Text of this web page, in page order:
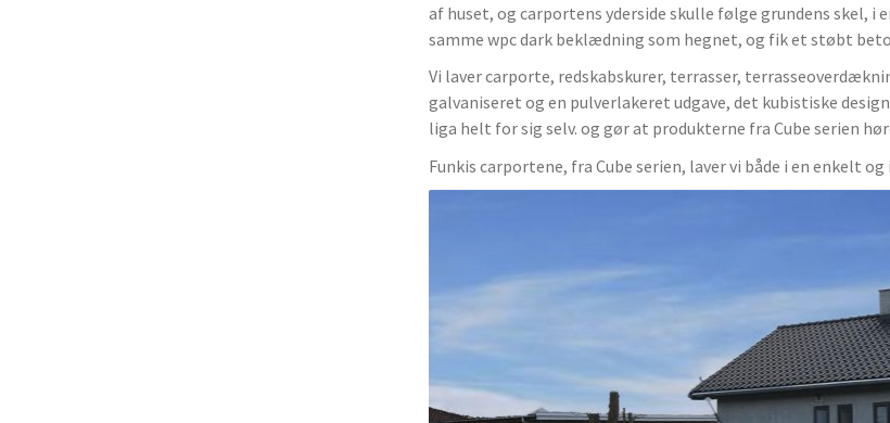
af huset, og carportens yderside skulle følge grundens skel, i
samme wpc dark beklædning som hegnet, og fik et støbt
Vi laver carporte, redskabskurer, terrasser,
galvaniseret og en pulverlakeret udgave, det kubistiske
liga helt for sig selv. og gør at produkterne fra Cube serien
Funkis carportene, fra Cube serien, laver vi både i en enkelt